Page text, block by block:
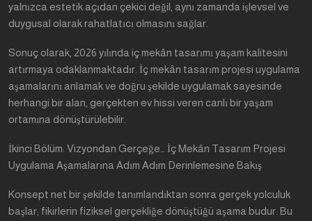
yalnızca estetik açıdan çekici değil, aynı zamanda işlevsel ve
duygusal olarak rahatlatıcı olmasını sağlar.
Sonuç olarak, 2026 yılında iç mekân tasarımı yaşam kalitesini
artırmaya odaklanmaktadır. İç mekân tasarım projesi uygulama
aşamalarını anlamak ve doğru şekilde uygulamak sayesinde
herhangi bir alan, gerçekten ev hissi veren canlı bir yaşam
ortamına dönüştürülebilir.
İkinci Bölüm: Vizyondan Gerçeğe… İç Mekân Tasarım Projesi
Uygulama Aşamalarına Adım Adım Derinlemesine Bakış
Konsept net bir şekilde tanımlandıktan sonra gerçek yolculuk
başlar; fikirlerin fiziksel gerçekliğe dönüştüğü aşama budur. Bu